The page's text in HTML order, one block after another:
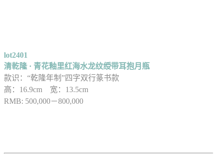
lot2401
清乾隆 · 青花釉里红海水龙纹绶带耳抱月瓶
款识：“乾隆年制”四字双行篆书款
高：16.9cm 宽：13.5cm
RMB: 500,000－800,000